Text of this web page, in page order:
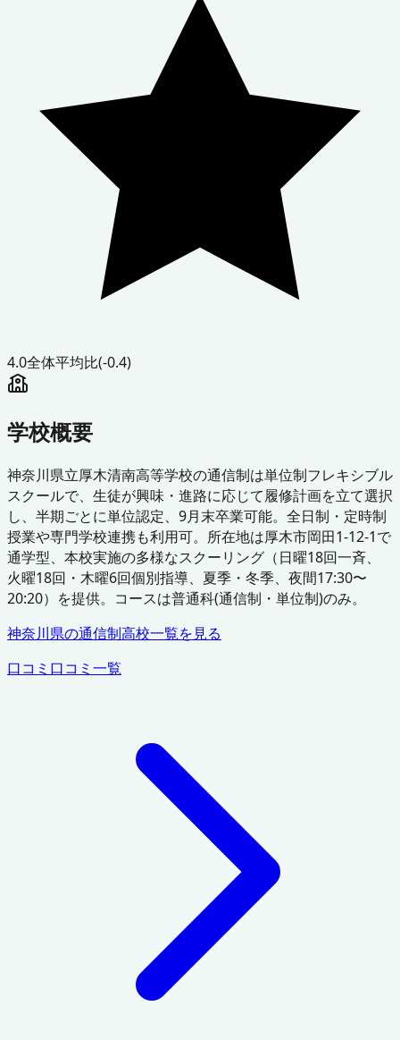
4.0全体平均比(-0.4)
学校概要
神奈川県立厚木清南高等学校の通信制は単位制フレキシブル
スクールで、生徒が興味・進路に応じて履修計画を立て選択
し、半期ごとに単位認定、9月末卒業可能。全日制・定時制
授業や専門学校連携も利用可。所在地は厚木市岡田1-12-1で
通学型、本校実施の多様なスクーリング（日曜18回一斉、
火曜18回・木曜6回個別指導、夏季・冬季、夜間17:30〜
20:20）を提供。コースは普通科(通信制・単位制)のみ。
神奈川県の通信制高校一覧を見る
口コミ 口コミ一覧